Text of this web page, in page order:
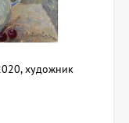
художник